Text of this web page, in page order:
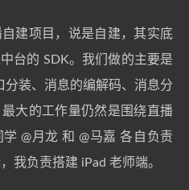
建项目，说是自建，其实底
台的 SDK。我们做的主要是
分装、消息的编解码、消息分
大的工作量仍然是围绕直播
学 @月龙 和 @马嘉 各自负责
我负责搭建 iPad 老师端。